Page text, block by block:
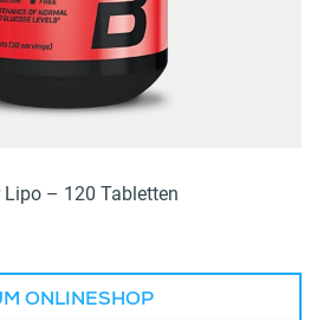
Lipo – 120 Tabletten
ONLINESHOP